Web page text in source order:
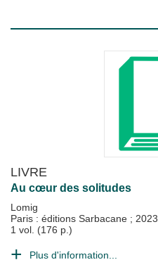
LIVRE
Au cœur des solitudes
Lomig
Paris : éditions Sarbacane ; 2023
1 vol. (176 p.)
Plus d'information...